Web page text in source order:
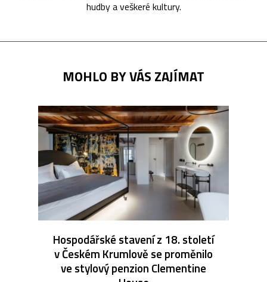
hudby a veškeré kultury.
MOHLO BY VÁS ZAJÍMAT
Hospodářské stavení z 18. století
v Českém Krumlově se proměnilo
ve stylový penzion Clementine